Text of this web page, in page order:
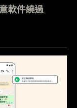
軟件繞過